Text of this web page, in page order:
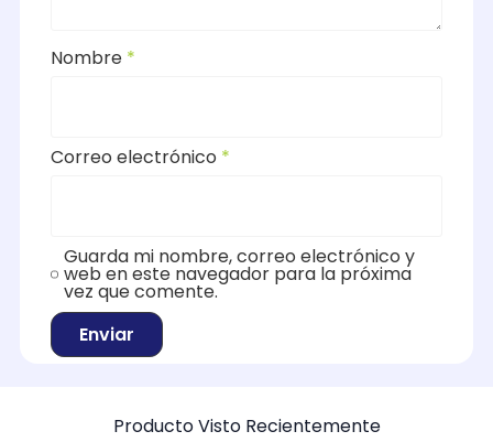
Nombre *
Correo electrónico *
Guarda mi nombre, correo electrónico y
web en este navegador para la próxima
vez que comente.
Producto Visto Recientemente